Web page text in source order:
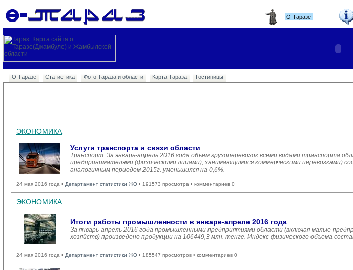
О Таразе
О Таразе Статистика Фото Тараза и области Карта Тараза Гостиницы
ЭКОНОМИКА
Услуги транспорта и связи области
Транспорт. За январь-апрель 2016 года объем грузоперевозок всеми видами транспорта
предпринимателями (физическими лицами), занимающимися коммерческими перевозками)
аналогичным периодом 2015г. уменьшился на 0,6%.
24 мая 2016 года • Департамент статистики ЖО • 191573 просмотра • комментариев 0
ЭКОНОМИКА
Итоги работы промышленности в январе-апреле 2016 года
За январь-апрель 2016 года промышленными предприятиями области (включая малые
хозяйств) произведено продукции на 106449,3 млн. тенге. Индекс физического объема
24 мая 2016 года • Департамент статистики ЖО • 185547 просмотров • комментариев 0